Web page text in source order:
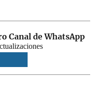
Canal de WhatsApp